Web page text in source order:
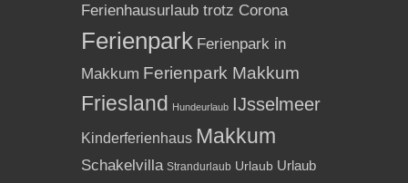
Ferienhausurlaub trotz Corona
Ferienpark Ferienpark in
Makkum Ferienpark Makkum
Friesland Hundeurlaub IJsselmeer
Kinderferienhaus Makkum
Schakelvilla Strandurlaub Urlaub Urlaub